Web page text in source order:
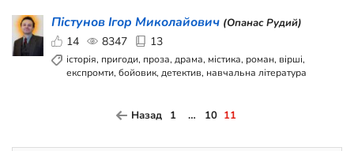
Пістунов Ігор Миколайович (Опанас Рудий)
14 8347 13
історія, пригоди, проза, драма, містика, роман, вірші,
експромти, бойовик, детектив, навчальна література
Назад 1 … 10 11